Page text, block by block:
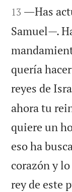
13 ―Has
Samuel—.
quería
reyes de
ahora tu
quiere un
eso ha
corazón y
rey de este